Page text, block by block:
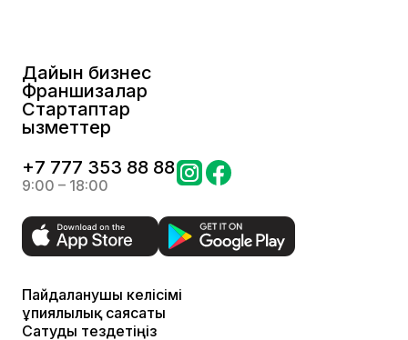
Дайын бизнес
Франшизалар
Стартаптар
Қызметтер
+7 777 353 88 88
9:00 – 18:00
Пайдаланушы келісімі
Құпиялылық саясаты
Сатуды тездетіңіз